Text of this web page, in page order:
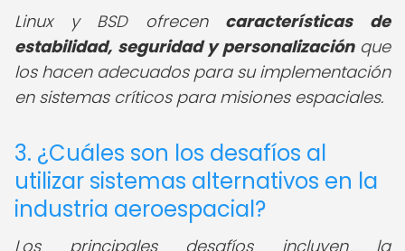
Linux y BSD ofrecen características de
estabilidad, seguridad y personalizaciónque
los hacen adecuados para su implementación
en sistemas críticos para misiones espaciales.
3. ¿Cuáles son los desafíos al
utilizar sistemas alternativos en la
industria aeroespacial?
Los principales desafíos incluyen la